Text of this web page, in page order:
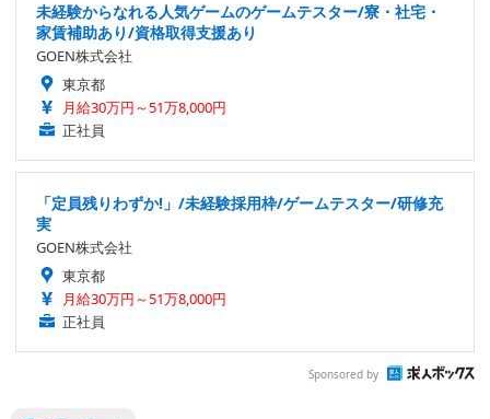
未経験からなれる人気ゲームのゲームテスター/寮・社宅・
家賃補助あり/資格取得支援あり
GOEN株式会社
東京都
月給30万円～51万8,000円
正社員
「定員残りわずか!」/未経験採用枠/ゲームテスター/研修充
実
GOEN株式会社
東京都
月給30万円～51万8,000円
正社員
Sponsored by